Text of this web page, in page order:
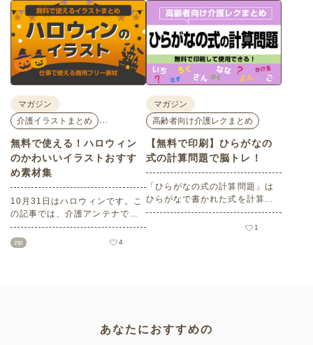
介護・医療・健康の“学び・体
験・相談”が一度にできる、見ど
ころ満載のイベントの様子をレ
ポートします。
も紹介しているので、介護施設
などでの外出アクティビティの
事前チェックの際にぜひ参考に
してください。
マガジン
介護イラストまとめ
…
無料で使える！ハロウィン
のかわいいイラストおすす
め素材集
10月31日はハロウィンです。こ
の記事では、介護アンテナで扱
う高齢者向けイラスト素材か
ら、ハロウィンにちなんだおば
zip 4
マガジン
高齢者向け介護レクまとめ
【無料で印刷】ひらがなの
式の計算問題で脳トレ！
「ひらがなの式の計算問題」は
ひらがなで書かれた式を計算す
る問題です。想像力やワーキン
グメモリのトレーニングとして
1
あなたにおすすめの